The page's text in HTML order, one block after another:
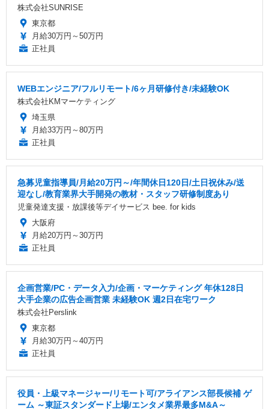
株式会社SUNRISE
東京都
月給30万円～50万円
正社員
WEBエンジニア/フルリモート/6ヶ月研修付き/未経験OK
株式会社KMマーケティング
埼玉県
月給33万円～80万円
正社員
急募児童指導員/月給20万円～/年間休日120日/土日祝休み/送
迎なし/教育業界大手開発の教材・スタッフ研修制度あり
児童発達支援・放課後等デイサービス bee. for kids
大阪府
月給20万円～30万円
正社員
企画営業/PC・データ入力/企画・マーケティング 年休128日
大手企業の広告企画営業 未経験OK 週2日在宅ワーク
株式会社Perslink
東京都
月給30万円～40万円
正社員
役員・上級マネージャー/リモート可/アライアンス部長候補 ゲ
ーム ～東証スタンダード上場/エンタメ業界最多M&A～